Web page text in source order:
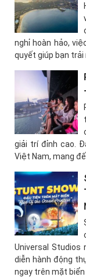
nghỉ hoàn hảo,
quyết giúp bạn trải
giải trí đỉnh cao.
Việt Nam, mang
Universal Studios
diễn hành động
ngay trên mặt biển